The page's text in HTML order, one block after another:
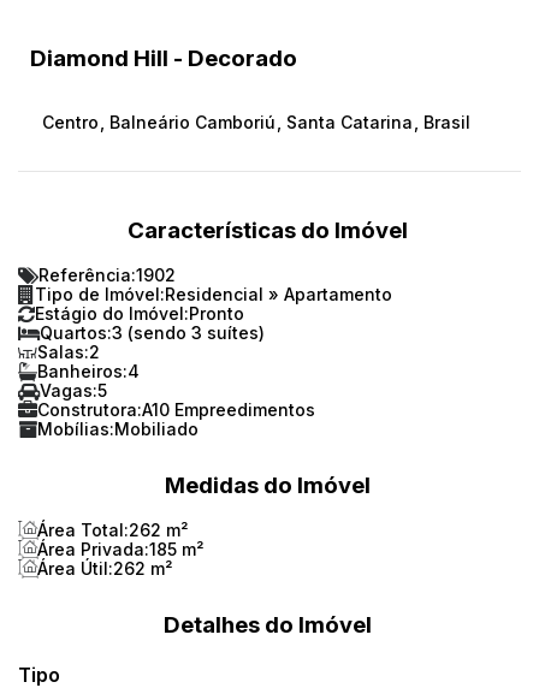
Diamond Hill - Decorado
Centro Balneário Camboriú Santa Catarina Brasil
Características do Imóvel
Referência:1902
Tipo de Imóvel:Residencial » Apartamento
Estágio do Imóvel:Pronto
Quartos:3 (sendo 3 suítes)
Salas:2
Banheiros:4
Vagas:5
Construtora:A10 Empreedimentos
Mobílias:Mobiliado
Medidas do Imóvel
Área Total:262 m²
Área Privada:185 m²
Área Útil:262 m²
Detalhes do Imóvel
Tipo